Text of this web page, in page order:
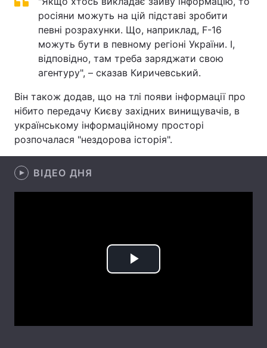
Техно і зв'язок Лайт
Зброя Інциденти
Здоров'я Туризм
Цікавинки Погода
Екологія Регіони
Лонгріди
Відео з Youtube Статті
Вакансії
росіяни можуть на цій підставі зробити
певні розрахунки. Що, наприклад, F-16
можуть бути в певному регіоні України. І,
відповідно, там треба заряджати свою
агентуру", – сказав Киричевський.
Він також додав, що на тлі появи інформації про
нібито передачу Києву західних винищувачів, в
українському інформаційному просторі
розпочалася "нездорова історія".
ВІДЕО ДНЯ
Play